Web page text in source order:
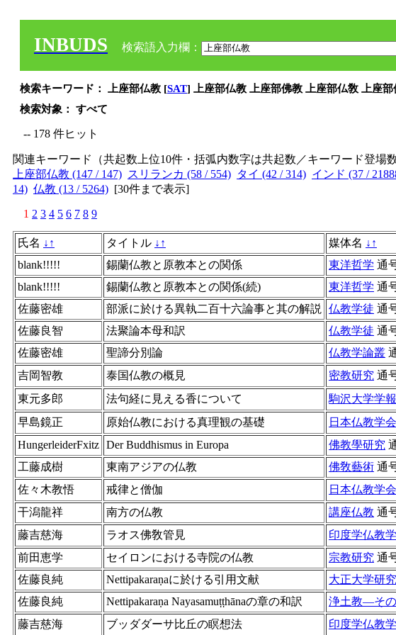
INBUDS 検索語入力欄：
検索キーワード： 上座部仏教 [SAT] 上座部仏教 上座部佛教 上座部仏敎 上座部
検索対象： すべて
-- 178 件ヒット
関連キーワード（共起数上位10件・括弧内数字は共起数／キーワード登場
上座部仏教 (147 / 147) スリランカ (58 / 554) タイ (42 / 314) インド (37 /
14) 仏教 (13 / 5264) [30件まで表示]
1 2 3 4 5 6 7 8 9
氏名 ↓ ↑ タイトル ↓ ↑ 媒体名 ↓ ↑
blank!!!!!
錫蘭仏教と原教本との関係 東洋哲学 通
blank!!!!!
錫蘭仏教と原教本との関係(続) 東洋哲学 通
佐藤密雄
部派に於ける異執二百十六論事と其の解説 仏教学徒 通
佐藤良智
法聚論本母和訳 仏教学徒 通
佐藤密雄
聖諦分別論 仏教学論叢
吉岡智教
泰国仏教の概見 密教研究 通
東元多郎
法句経に見える香について 駒沢大学学
早島鏡正
原始仏教における真理観の基礎 日本仏教学
HungerleiderFxitz Der Buddhismus in Europa 佛教學研究
工藤成樹
東南アジアの仏教 佛敎藝術 通
佐々木教悟
戒律と僧伽 日本仏教学
干潟龍祥
南方の仏教 講座仏教 通
藤吉慈海
ラオス佛敎管見 印度学仏教
前田恵学
セイロンにおける寺院の仏教 宗教研究 通
佐藤良純
Nettipakaraṇaに於ける引用文献 大正大学研
佐藤良純
Nettipakaraṇa Nayasamuṭṭhānaの章の和訳 浄土教―そ
藤吉慈海
ブッダダーサ比丘の瞑想法 印度学仏教